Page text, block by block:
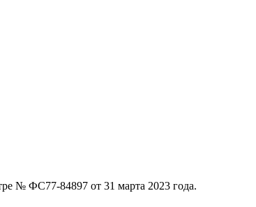
№ ФС77-84897 от 31 марта 2023 года.